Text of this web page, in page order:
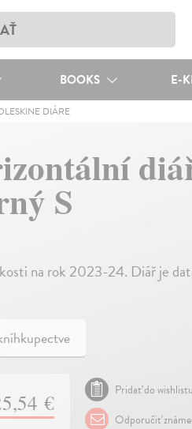
BOOKS E-
DIÁRE
S
na rok 2023-24. Diář je
€
Pridať do wishlistu
Odporučiť